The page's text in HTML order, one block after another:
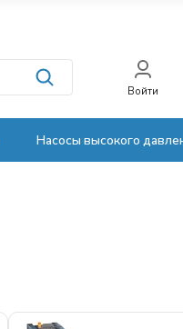
Войти
Насосы высокого